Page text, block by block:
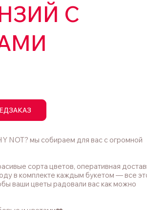
С
NOT? мы собираем для вас с огромной
сорта цветов, оперативная
в комплекте каждым букетом — все
ваши цветы радовали вас как можно